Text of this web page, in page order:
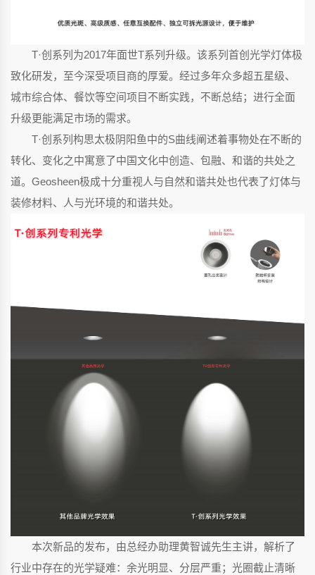
T·创系列为2017年面世T系列升级。该系列首创光学灯体极
致化研发，至今深受项目商的厚爱。经过多年众多超五星级、
城市综合体、餐饮等空间项目不断实践，不断总结；进行全面
升级更能满足市场的需求。
T·创系列构思太极阴阳鱼中的S曲线阐述着事物处在不断的
转化、变化之中寓意了中国文化中创造、包融、和谐的共处之
道。Geosheen极成十分重视人与自然和谐共处也代表了灯体与
装修材料、人与光环境的和谐共处。
本次新品的发布，由总经办助理黄智诚先生主讲，解析了
行业中存在的光学疑难：余光明显、分层严重；光圈截止清晰